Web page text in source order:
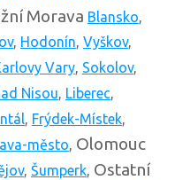
Morava Blansko,
, Hodonín, Vyškov,
Vary, Sokolov,
Nisou, Liberec,
, Frýdek-Místek,
město, Olomouc
, Šumperk, Ostatní